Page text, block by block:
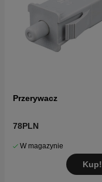
Przerywacz
78PLN
W magazynie
Kup!